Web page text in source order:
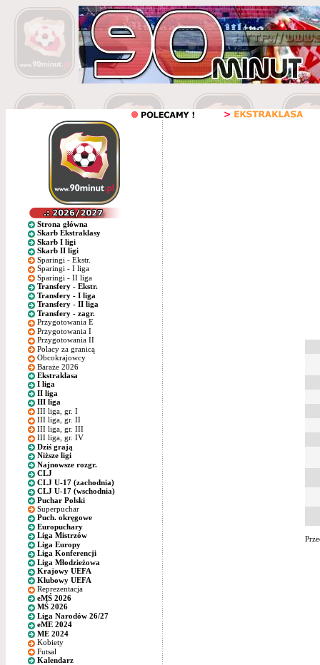
Strona główna
Skarb Ekstraklasy
Skarb I ligi
Skarb II ligi
Sparingi - Ekstr.
Sparingi - I liga
Sparingi - II liga
Transfery - Ekstr.
Transfery - I liga
Transfery - II liga
Transfery - zagr.
Przygotowania E
Przygotowania I
Przygotowania II
Polacy za granicą
Obcokrajowcy
Baraże 2026
Ekstraklasa
I liga
II liga
III liga
III liga, gr. I
III liga, gr. II
III liga, gr. III
III liga, gr. IV
Dziś grają
Niższe ligi
Najnowsze rozgr.
CLJ
CLJ U-17 (zachodnia)
CLJ U-17 (wschodnia)
Puchar Polski
Superpuchar
Puch. okręgowe
Europuchary
Liga Mistrzów
Liga Europy
Liga Konferencji
Liga Młodzieżowa
Krajowy UEFA
Klubowy UEFA
Reprezentacja
eMŚ 2026
MŚ 2026
Liga Narodów 26/27
eME 2024
ME 2024
Kobiety
Futsal
Kalendarz